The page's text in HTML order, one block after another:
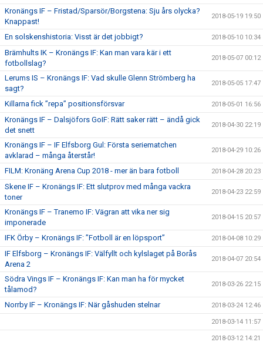
Kronängs IF – Fristad/Sparsör/Borgstena: Sju års olycka?
Knappast!
2018-05-19 19:50
En solskenshistoria: Visst är det jobbigt? 2018-05-10 10:34
Brämhults IK – Kronängs IF: Kan man vara kär i ett
fotbollslag?
2018-05-07 00:12
Lerums IS – Kronängs IF: Vad skulle Glenn Strömberg ha
sagt?
2018-05-05 17:47
Killarna fick ”repa” positionsförsvar 2018-05-01 16:56
Kronängs IF – Dalsjöfors GoIF: Rätt saker rätt – ändå gick
det snett
2018-04-30 22:19
Kronängs IF – IF Elfsborg Gul: Första seriematchen
avklarad – många återstår!
2018-04-29 10:26
FILM: Kronäng Arena Cup 2018 - mer än bara fotboll 2018-04-28 20:23
Skene IF – Kronängs IF: Ett slutprov med många vackra
toner
2018-04-23 22:59
Kronängs IF – Tranemo IF: Vägran att vika ner sig
imponerade
2018-04-15 20:57
IFK Örby – Kronängs IF: ”Fotboll är en löpsport” 2018-04-08 10:29
IF Elfsborg – Kronängs IF: Välfyllt och kylslaget på Borås
Arena 2
2018-04-07 20:54
Södra Vings IF – Kronängs IF: Kan man ha för mycket
tålamod?
2018-03-26 22:15
Norrby IF – Kronängs IF: När gåshuden stelnar 2018-03-24 12:46
2018-03-14 11:57
2018-03-12 14:21